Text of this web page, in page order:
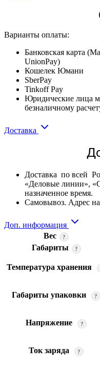
Варианты оплаты:
Банковская карта
UnionPay)
Кошелек Юмани
SberPay
Tinkoff Pay
Юридические лица
безналичному
Доставка
Доставка по всей
«Деловые линии»,
назначенное время.
Самовывоз. Адрес
Доп. информация
Вес
?
Габариты
?
Температура хранения
Габариты упаковки ?
Напряжение ?
Ток заряда ?